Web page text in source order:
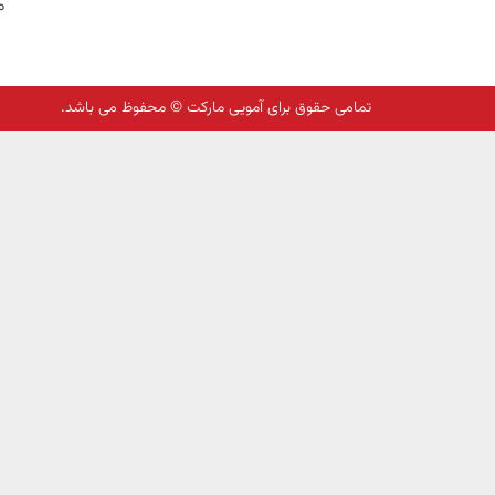
تمامی حقوق برای آمویی مارکت © محفوظ می باشد.